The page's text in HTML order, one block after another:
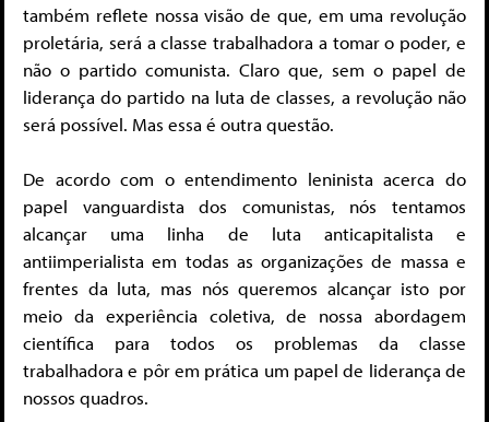
também reflete nossa visão de que, em uma revolução
proletária, será a classe trabalhadora a tomar o poder, e
não o partido comunista. Claro que, sem o papel de
liderança do partido na luta de classes, a revolução não
será possível. Mas essa é outra questão.
De acordo com o entendimento leninista acerca do
papel vanguardista dos comunistas, nós tentamos
alcançar uma linha de luta anticapitalista e
antiimperialista em todas as organizações de massa e
frentes da luta, mas nós queremos alcançar isto por
meio da experiência coletiva, de nossa abordagem
científica para todos os problemas da classe
trabalhadora e pôr em prática um papel de liderança de
nossos quadros.